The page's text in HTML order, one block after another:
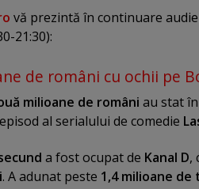
vă prezintă în continuare
21:30):
de români cu ochii pe
milioane de români au stat
al serialului de comedie
a fost ocupat de Kanal D,
. A adunat peste 1,4 milioane